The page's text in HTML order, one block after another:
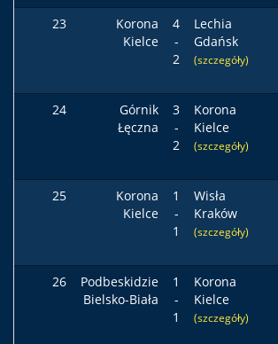
23
Korona
Kielce
4
-
2
Lechia
Gdańsk
(szczegóły)
24
Górnik
Łęczna
3
-
2
Korona
Kielce
(szczegóły)
25
Korona
Kielce
1
-
1
Wisła
Kraków
(szczegóły)
26
Podbeskidzie
Bielsko-Biała
1
-
1
Korona
Kielce
(szczegóły)